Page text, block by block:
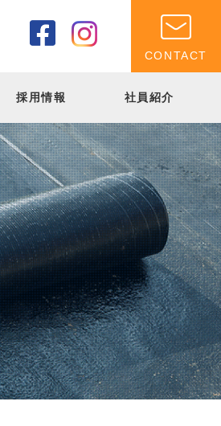
CONTACT
採用情報 社員紹介